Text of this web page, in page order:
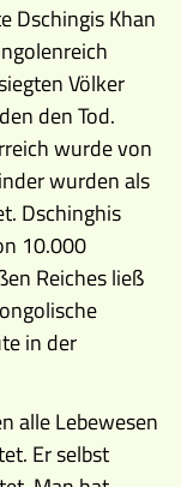
Dschingis Khan
Völker
den Tod.
wurde von
wurden als
Dschinghis
10.000
Reiches ließ
in der
alle Lebewesen
Er selbst